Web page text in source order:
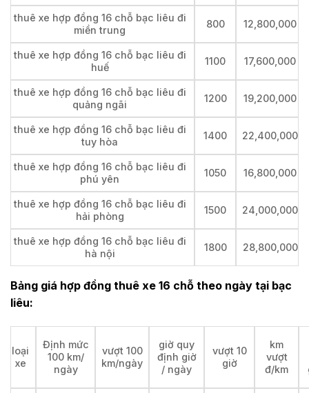
thuê xe hợp đồng 16 chỗ bạc liêu đi
miền trung
800 12,800,000
thuê xe hợp đồng 16 chỗ bạc liêu đi
huế
1100 17,600,000
thuê xe hợp đồng 16 chỗ bạc liêu đi
quảng ngãi
1200 19,200,000
thuê xe hợp đồng 16 chỗ bạc liêu đi
tuy hòa
1400 22,400,000
thuê xe hợp đồng 16 chỗ bạc liêu đi
phú yên
1050 16,800,000
thuê xe hợp đồng 16 chỗ bạc liêu đi
hải phòng
1500 24,000,000
thuê xe hợp đồng 16 chỗ bạc liêu đi
hà nội
1800 28,800,000
Bảng giá hợp đồng thuê xe 16 chỗ theo ngày tại bạc
liêu:
loại
xe
Định mức
100 km/
ngày
vượt 100
km/ngày
giờ quy
định giờ
/ ngày
vượt 10
giờ
km
vượt
đ/km